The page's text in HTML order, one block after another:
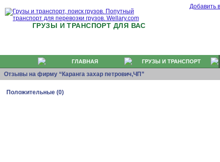
ГРУЗЫ И ТРАНСПОРТ ДЛЯ ВАС
Добавить
ГЛАВНАЯ ГРУЗЫ И ТРАНСПОРТ
Отзывы на фирму “Каранга захар петрович,ЧП”
Положительные (0)